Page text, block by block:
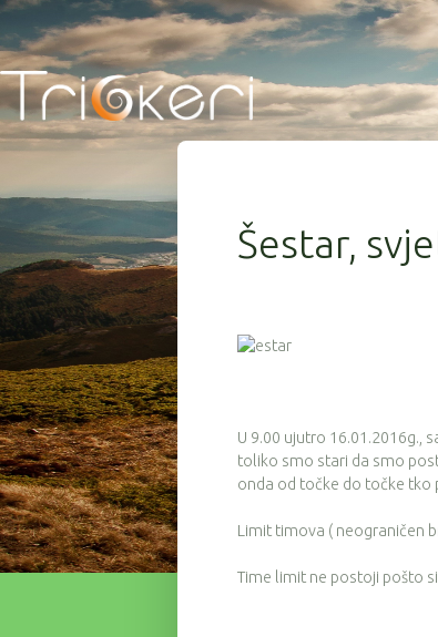
Šestar,
U 9.00 ujutro 16.01.2016g.,
toliko smo stari da smo
onda od točke do točke tko
Limit timova ( neograničen
Time limit ne postoji pošto